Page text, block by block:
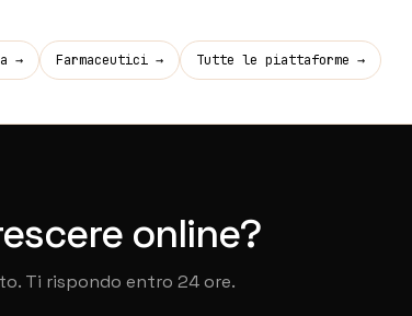
→ Farmaceutici → Tutte le piattaforme →
online?
Ti rispondo entro 24 ore.